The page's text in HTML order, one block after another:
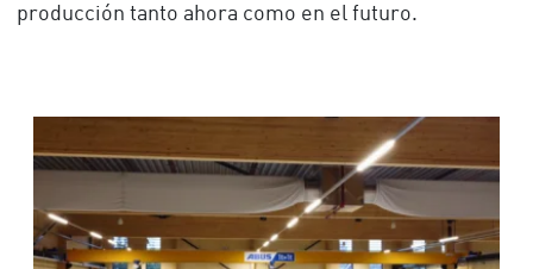
producción tanto ahora como en el futuro.